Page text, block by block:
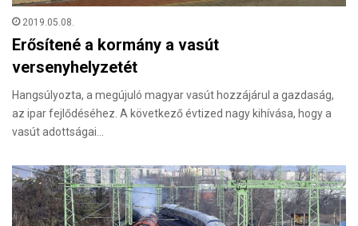
2019.05.08.
Erősítené a kormány a vasút
versenyhelyzetét
Hangsúlyozta, a megújuló magyar vasút hozzájárul a gazdaság,
az ipar fejlődéséhez. A következő évtized nagy kihívása, hogy a
vasút adottságai…